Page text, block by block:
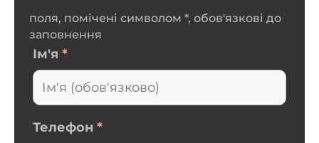
поля, помічені символом *, обов'язкові до
заповнення
Ім'я *
Телефон *